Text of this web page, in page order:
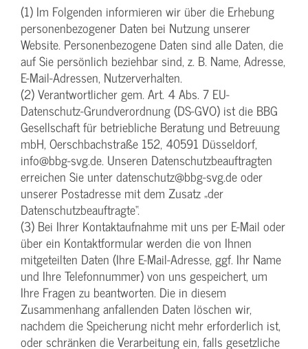
(1) Im Folgenden informieren wir über die Erhebung
personenbezogener Daten bei Nutzung unserer
Website. Personenbezogene Daten sind alle Daten, die
auf Sie persönlich beziehbar sind, z. B. Name, Adresse,
E-Mail-Adressen, Nutzerverhalten.
(2) Verantwortlicher gem. Art. 4 Abs. 7 EU-
Datenschutz-Grundverordnung (DS-GVO) ist die BBG
Gesellschaft für betriebliche Beratung und Betreuung
mbH, Oerschbachstraße 152, 40591 Düsseldorf,
info@bbg-svg.de. Unseren Datenschutzbeauftragten
erreichen Sie unter datenschutz@bbg-svg.de oder
unserer Postadresse mit dem Zusatz „der
Datenschutzbeauftragte“.
(3) Bei Ihrer Kontaktaufnahme mit uns per E-Mail oder
über ein Kontaktformular werden die von Ihnen
mitgeteilten Daten (Ihre E-Mail-Adresse, ggf. Ihr Name
und Ihre Telefonnummer) von uns gespeichert, um
Ihre Fragen zu beantworten. Die in diesem
Zusammenhang anfallenden Daten löschen wir,
nachdem die Speicherung nicht mehr erforderlich ist,
oder schränken die Verarbeitung ein, falls gesetzliche